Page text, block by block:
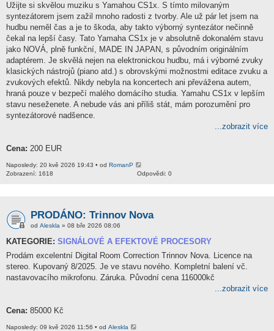
Užijte si skvělou muziku s Yamahou CS1x. S tímto milovaným
syntezátorem jsem zažil mnoho radosti z tvorby. Ale už pár let jsem na
hudbu neměl čas a je to škoda, aby takto výborný syntezátor nečinně
čekal na lepší časy. Tato Yamaha CS1x je v absolutně dokonalém stavu
jako NOVÁ, plně funkční, MADE IN JAPAN, s původním originálním
adaptérem. Je skvělá nejen na elektronickou hudbu, má i výborné zvuky
klasických nástrojů (piano atd.) s obrovskými možnostmi editace zvuku a
zvukových efektů. Nikdy nebyla na koncertech ani převážena autem,
hraná pouze v bezpečí malého domácího studia. Yamahu CS1x v lepším
stavu neseženete. A nebude vás ani příliš stát, mám porozumění pro
syntezátorové nadšence.
...zobrazit více
Cena: 200 EUR
Naposledy: 20 kvě 2026 19:43 • od RomanP
Odpovědi: 0
Zobrazení: 1618
PRODÁNO: Trinnov Nova
od Aleskla » 08 bře 2026 08:06
KATEGORIE: SIGNÁLOVÉ A EFEKTOVÉ PROCESORY
Prodám excelentní Digital Room Correction Trinnov Nova. Licence na
stereo. Kupovaný 8/2025. Je ve stavu nového. Kompletní balení vč.
nastavovacího mikrofonu. Záruka. Původní cena 116000kč
...zobrazit více
Cena: 85000 Kč
Naposledy: 09 kvě 2026 11:56 • od Aleskla